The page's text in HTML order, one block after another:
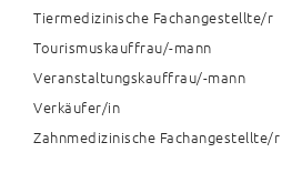
Tiermedizinische Fachangestellte/r
Tourismuskauffrau/-mann
Veranstaltungskauffrau/-mann
Verkäufer/in
Zahnmedizinische Fachangestellte/r